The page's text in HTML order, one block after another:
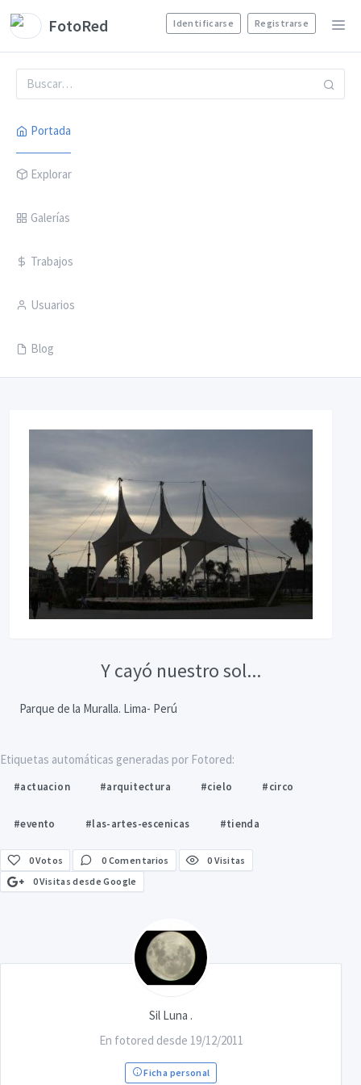
FotoRed Identificarse Registrarse
Portada
Explorar
Galerías
Trabajos
Usuarios
Blog
Y cayó nuestro sol...
Parque de la Muralla. Lima- Perú
Etiquetas automáticas generadas por Fotored:
#actuacion #arquitectura #cielo #circo
#evento #las-artes-escenicas #tienda
0Votos 0 Comentarios
0 Visitas
0 Visitas desde Google
Sil Luna .
En fotored desde 19/12/2011
Ficha personal